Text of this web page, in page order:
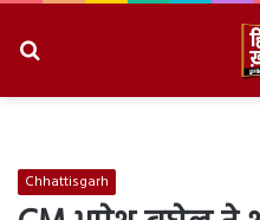
Chhattisgarh